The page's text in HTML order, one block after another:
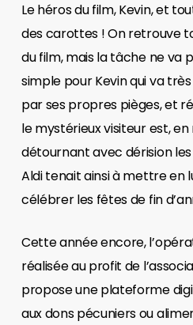
Le héros du film, Kevin, et
des carottes ! On retrouve
du film, mais la tâche ne va
simple pour Kevin qui va
par ses propres pièges, et
le mystérieux visiteur est, en
détournant avec dérision
Aldi tenait ainsi à mettre en
célébrer les fêtes de fin
Cette année encore,
réalisée au profit de
propose une plateforme
aux dons pécuniers ou